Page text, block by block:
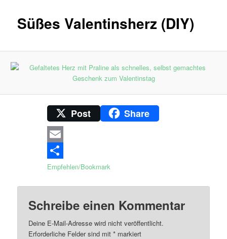
Süßes Valentinsherz (DIY)
Post Share
Email
Empfehlen/Bookmark
Schreibe einen Kommentar
Deine E-Mail-Adresse wird nicht veröffentlicht.
Erforderliche Felder sind mit* markiert